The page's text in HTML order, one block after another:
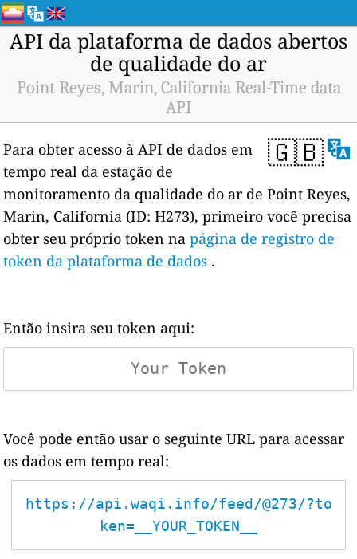
API da plataforma de dados abertos
de qualidade do ar
Point Reyes, Marin, California Real-Time data
API
🇬🇧
Para obter acesso à API de dados em
tempo real da estação de
monitoramento da qualidade do ar de Point Reyes,
Marin, California (ID: H273), primeiro você precisa
obter seu próprio token napágina de registro de
token da plataforma de dados .
Então insira seu token aqui:
Você pode então usar o seguinte URL para acessar
os dados em tempo real:
https://api.waqi.info/feed/@273/?to
ken=__YOUR_TOKEN__